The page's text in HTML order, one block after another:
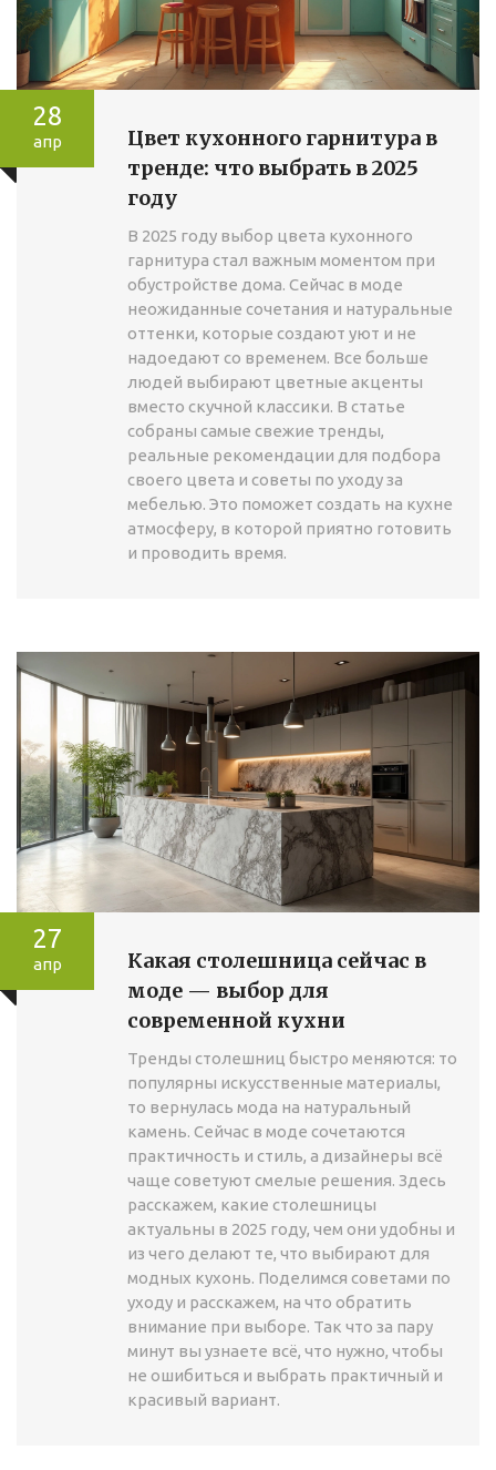
28
апр
Цвет кухонного гарнитура в
тренде: что выбрать в 2025
году
В 2025 году выбор цвета кухонного
гарнитура стал важным моментом при
обустройстве дома. Сейчас в моде
неожиданные сочетания и натуральные
оттенки, которые создают уют и не
надоедают со временем. Все больше
людей выбирают цветные акценты
вместо скучной классики. В статье
собраны самые свежие тренды,
реальные рекомендации для подбора
своего цвета и советы по уходу за
мебелью. Это поможет создать на кухне
атмосферу, в которой приятно готовить
и проводить время.
27
апр
Какая столешница сейчас в
моде — выбор для
современной кухни
Тренды столешниц быстро меняются: то
популярны искусственные материалы,
то вернулась мода на натуральный
камень. Сейчас в моде сочетаются
практичность и стиль, а дизайнеры всё
чаще советуют смелые решения. Здесь
расскажем, какие столешницы
актуальны в 2025 году, чем они удобны и
из чего делают те, что выбирают для
модных кухонь. Поделимся советами по
уходу и расскажем, на что обратить
внимание при выборе. Так что за пару
минут вы узнаете всё, что нужно, чтобы
не ошибиться и выбрать практичный и
красивый вариант.